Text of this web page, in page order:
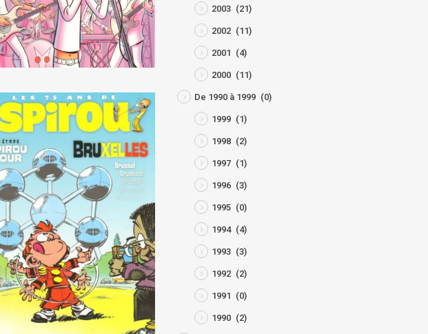
2003 (21)
2002 (11)
2001 (4)
2000 (11)
De 1990 à 1999 (0)
1999 (1)
1998 (2)
1997 (1)
1996 (3)
1995 (0)
1994 (4)
1993 (3)
1992 (2)
1991 (0)
1990 (2)